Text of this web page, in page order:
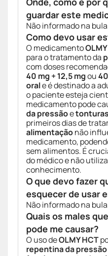
guardar este
Não informado na
Como devo usar
O medicamento
para o tratamento da
com doses
40 mg + 12,5 mgou
orale é destinado a
o paciente esteja
medicamento pode
da pressãoetonturas
primeiros dias de
alimentaçãonão
medicamento,
sem alimentos. É
do médico e não
conhecimento.
O que devo fazer
esquecer de usar
Não informado na
Quais os males
pode me causar?
O uso deOLMY HCT
repentina da pressão